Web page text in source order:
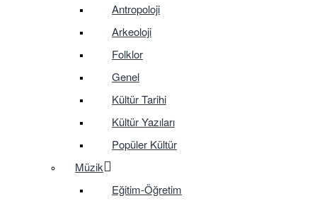
Antropoloji
Arkeoloji
Folklor
Genel
Kültür Tarihi
Kültür Yazıları
Popüler Kültür
Müzik
Eğitim-Öğretim